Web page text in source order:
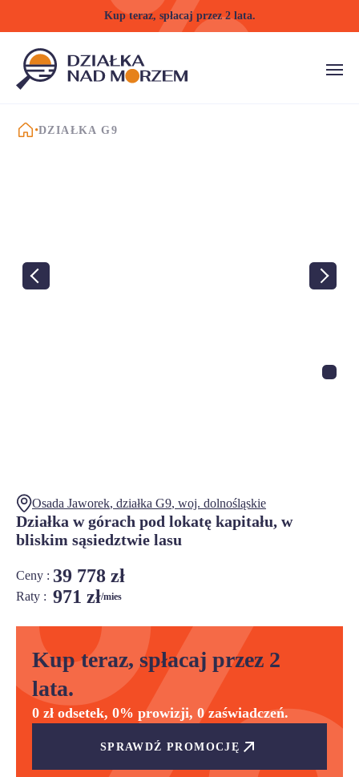
Kup teraz, spłacaj przez 2 lata.
STRONA GŁÓWNA
DZIAŁKA G9
Osada Jaworek, działka G9, woj. dolnośląskie
Działka w górach pod lokatę kapitału, w
bliskim sąsiedztwie lasu
Ceny : 39 778 zł
Raty : 971 zł/mies
Kup teraz, spłacaj przez 2
lata.
0 zł odsetek, 0% prowizji, 0 zaświadczeń.
SPRAWDŹ PROMOCJĘ